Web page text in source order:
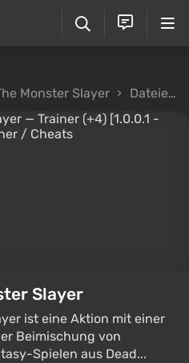
Monster Slayer Dateien
Slayer
ist eine Aktion mit einer
Beimischung von
Spielen aus Dead...